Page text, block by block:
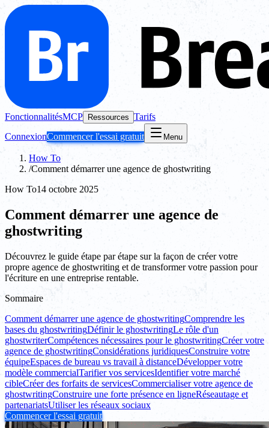
FonctionnalitésMCP Ressources Tarifs
ConnexionCommencer l'essai gratuit Menu
How To
/Comment démarrer une agence de ghostwriting
How To14 octobre 2025
Comment démarrer une agence de
ghostwriting
Découvrez le guide étape par étape sur la façon de créer votre
propre agence de ghostwriting et de transformer votre passion pour
l'écriture en une entreprise rentable.
Sommaire
Comment démarrer une agence de ghostwritingComprendre les
bases du ghostwritingDéfinir le ghostwritingLe rôle d'un
ghostwriterCompétences nécessaires pour le ghostwritingCréer votre
agence de ghostwritingConsidérations juridiquesConstruire votre
équipeEspaces de bureau vs travail à distanceDévelopper votre
modèle commercialTarifier vos servicesIdentifier votre marché
cibleCréer des forfaits de servicesCommercialiser votre agence de
ghostwritingConstruire une forte présence en ligneRéseautage et
partenariatsUtiliser les réseaux sociaux
Commencer l'essai gratuit